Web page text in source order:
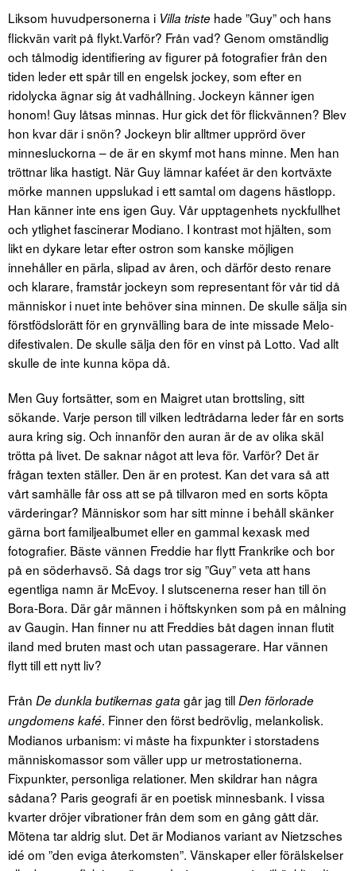
Liksom huvudpersonerna i Villa triste hade ”Guy” och hans
flickvän varit på flykt.Varför? Från vad? Genom omständlig
och tålmodig identifiering av figurer på fotografier från den
tiden leder ett spår till en engelsk jockey, som efter en
ridolycka ägnar sig åt vadhållning. Jockeyn känner igen
honom! Guy låtsas minnas. Hur gick det för flickvännen? Blev
hon kvar där i snön? Jockeyn blir alltmer upprörd över
minnes­luckorna – de är en skymf mot hans minne. Men han
tröttnar lika hastigt. När Guy lämnar kaféet är den kortväxte
mörke mannen uppslukad i ett samtal om dagens hästlopp.
Han känner inte ens igen Guy. Vår upptagenhets nyckfullhet
och ytlighet fascinerar Modiano. I kontrast mot hjälten, som
likt en dykare letar efter ostron som kanske möjligen
innehåller en pärla, slipad av åren, och därför desto renare
och klarare, framstår jockeyn som representant för vår tid då
människor i nuet inte behöver sina minnen. De skulle sälja sin
förstfödslo­rätt för en grynvälling bara de inte missade Melo­
difestivalen. De skulle sälja den för en vinst på Lotto. Vad allt
skulle de inte kunna köpa då.
Men Guy fortsätter, som en Maigret utan brottsling, sitt
sökande. Varje person till vilken ledtrådarna leder får en sorts
aura kring sig. Och innanför den auran är de av olika skäl
trötta på livet. De saknar något att leva för. Varför? Det är
frågan texten ställer. Den är en protest. Kan det vara så att
vårt samhälle får oss att se på tillvaron med en sorts köpta
värderingar? Människor som har sitt minne i behåll skänker
gärna bort familjealbumet eller en gammal kexask med
fotografier. Bäste vännen Freddie har flytt Frankrike och bor
på en söderhavsö. Så dags tror sig ”Guy” veta att hans
egentliga namn är McEvoy. I slutscenerna reser han till ön
Bora-Bora. Där går männen i höftskynken som på en målning
av Gaugin. Han finner nu att Freddies båt dagen innan flutit
iland med bruten mast och utan passage­rare. Har vännen
flytt till ett nytt liv?
Från De dunkla butikernas gata går jag tillDen förlorade
ungdomens kafé. Finner den först bedrövlig, melankolisk.
Modianos urbanism: vi måste ha fixpunkter i storstadens
människomassor som väller upp ur metrostationerna.
Fixpunkter, personliga relationer. Men skildrar han några
sådana? Paris geografi är en poetisk minnesbank. I vissa
kvarter dröjer vibrationer från dem som en gång gått där.
Mötena tar aldrig slut. Det är Modianos variant av Nietzsches
idé om ”den eviga återkomsten”. Vänskaper eller förälskelser